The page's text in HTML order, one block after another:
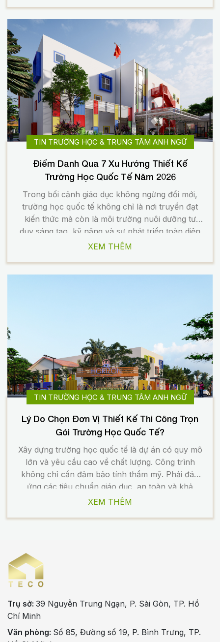
TIN TRƯỜNG HỌC & TRUNG TÂM ANH NGỮ
Điểm Danh Qua 7 Xu Hướng Thiết Kế
Trường Học Quốc Tế Năm 2026
Trong bối cảnh giáo dục không ngừng đổi mới,
trường học quốc tế không chỉ là nơi truyền đạt
kiến thức mà còn là môi trường nuôi dưỡng tư
duy sáng tạo, kỹ năng và sự phát triển toàn diện
của học sinh. Chính vì vậy, thiết kế trường học
XEM THÊM
TIN TRƯỜNG HỌC & TRUNG TÂM ANH NGỮ
Lý Do Chọn Đơn Vị Thiết Kế Thi Công Trọn
Gói Trường Học Quốc Tế?
Xây dựng trường học quốc tế là dự án có quy mô
lớn và yêu cầu cao về chất lượng. Công trình
không chỉ cần đảm bảo tính thẩm mỹ. Phải đáp
ứng các tiêu chuẩn giáo dục, an toàn và khả
năng vận hành lâu dài. Chính vì vậy, việc lựa
XEM THÊM
Trụ sở: 39 Nguyễn Trung Ngạn, P. Sài Gòn, TP. Hồ
Chí Minh
Văn phòng: Số 85, Đường số 19, P. Bình Trưng, TP.